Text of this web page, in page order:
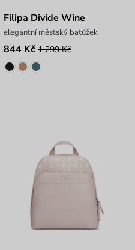
Filipa Divide Wine
elegantní městský batůžek
844 Kč 1 299 Kč